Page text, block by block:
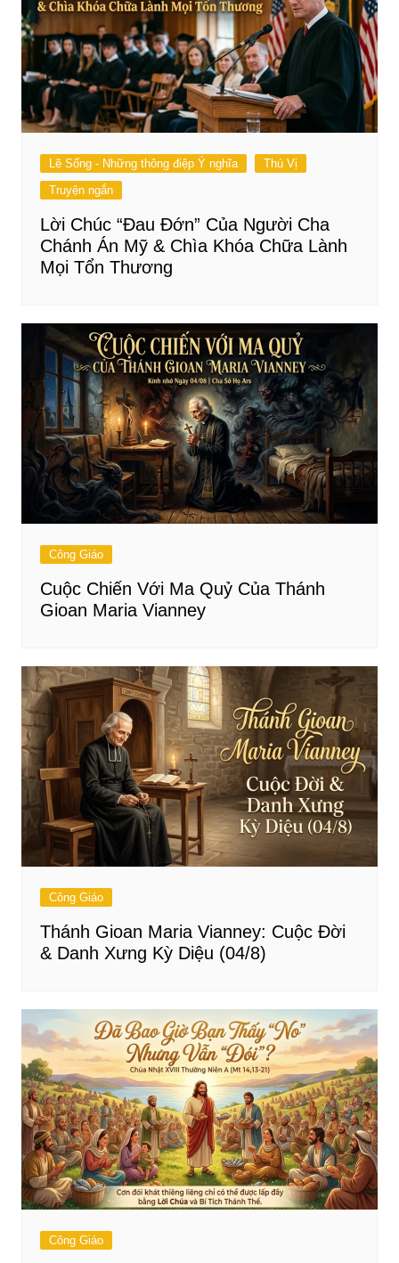
Lẽ Sống - Những thông điệp Ý nghĩa
Thú Vị
Truyện ngắn
Lời Chúc “Đau Đớn” Của Người Cha
Chánh Án Mỹ & Chìa Khóa Chữa Lành
Mọi Tổn Thương
Công Giáo
Cuộc Chiến Với Ma Quỷ Của Thánh
Gioan Maria Vianney
Công Giáo
Thánh Gioan Maria Vianney: Cuộc Đời
& Danh Xưng Kỳ Diệu (04/8)
Công Giáo